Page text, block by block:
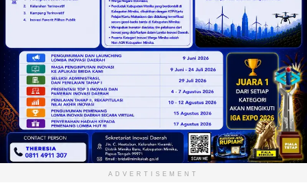
ADVERTISEMENT